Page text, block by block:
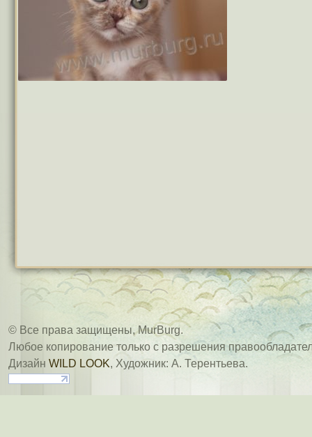
© Все права защищены, MurBurg.
Любое копирование только с разрешения
Дизайн WILD LOOK, Художник: А. Терентьева.